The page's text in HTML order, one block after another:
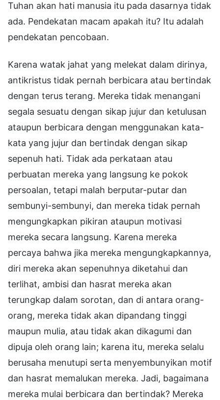
Tuhan akan hati manusia itu pada dasarnya tidak
ada. Pendekatan macam apakah itu? Itu adalah
pendekatan pencobaan.
Karena watak jahat yang melekat dalam dirinya,
antikristus tidak pernah berbicara atau bertindak
dengan terus terang. Mereka tidak menangani
segala sesuatu dengan sikap jujur dan ketulusan
ataupun berbicara dengan menggunakan kata-
kata yang jujur dan bertindak dengan sikap
sepenuh hati. Tidak ada perkataan atau
perbuatan mereka yang langsung ke pokok
persoalan, tetapi malah berputar-putar dan
sembunyi-sembunyi, dan mereka tidak pernah
mengungkapkan pikiran ataupun motivasi
mereka secara langsung. Karena mereka
percaya bahwa jika mereka mengungkapkannya,
diri mereka akan sepenuhnya diketahui dan
terlihat, ambisi dan hasrat mereka akan
terungkap dalam sorotan, dan di antara orang-
orang, mereka tidak akan dipandang tinggi
maupun mulia, atau tidak akan dikagumi dan
dipuja oleh orang lain; karena itu, mereka selalu
berusaha menutupi serta menyembunyikan motif
dan hasrat memalukan mereka. Jadi, bagaimana
mereka mulai berbicara dan bertindak? Mereka